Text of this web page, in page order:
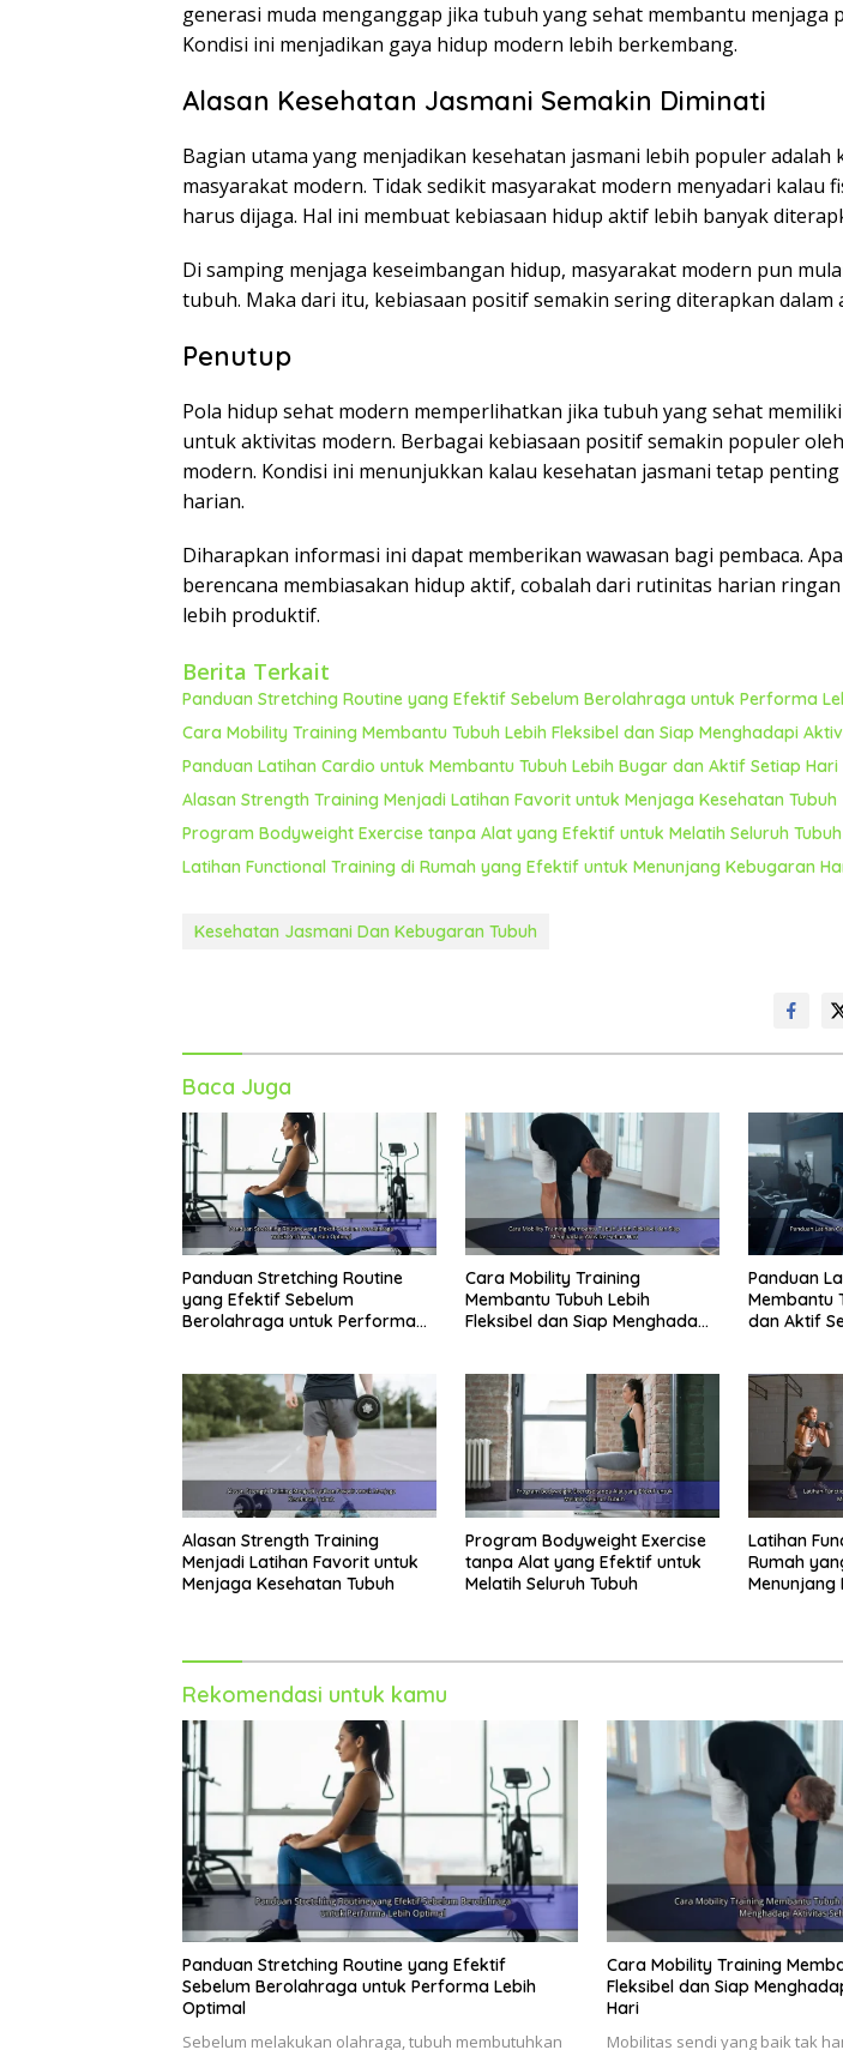
generasi muda menganggap jika tubuh yang sehat membantu menjaga
Kondisi ini menjadikan gaya hidup modern lebih berkembang.
Alasan Kesehatan Jasmani Semakin Diminati
Bagian utama yang menjadikan kesehatan jasmani lebih populer adalah
masyarakat modern. Tidak sedikit masyarakat modern menyadari kalau
harus dijaga. Hal ini membuat kebiasaan hidup aktif lebih banyak
Di samping menjaga keseimbangan hidup, masyarakat modern pun
tubuh. Maka dari itu, kebiasaan positif semakin sering diterapkan dalam
Penutup
Pola hidup sehat modern memperlihatkan jika tubuh yang sehat
untuk aktivitas modern. Berbagai kebiasaan positif semakin populer
modern. Kondisi ini menunjukkan kalau kesehatan jasmani tetap
harian.
Diharapkan informasi ini dapat memberikan wawasan bagi pembaca.
berencana membiasakan hidup aktif, cobalah dari rutinitas harian
lebih produktif.
Berita Terkait
Panduan Stretching Routine yang Efektif Sebelum Berolahraga untuk Performa
Cara Mobility Training Membantu Tubuh Lebih Fleksibel dan Siap Menghadapi
Panduan Latihan Cardio untuk Membantu Tubuh Lebih Bugar dan Aktif Setiap Hari
Alasan Strength Training Menjadi Latihan Favorit untuk Menjaga Kesehatan Tubuh
Program Bodyweight Exercise tanpa Alat yang Efektif untuk Melatih Seluruh Tubuh
Latihan Functional Training di Rumah yang Efektif untuk Menunjang Kebugaran
Kesehatan Jasmani Dan Kebugaran Tubuh
Baca Juga
Panduan Stretching Routine
yang Efektif Sebelum
Berolahraga untuk Performa
Cara Mobility Training
Membantu Tubuh Lebih
Fleksibel dan Siap Menghadapi
Panduan
Membantu
dan Aktif
Alasan Strength Training
Menjadi Latihan Favorit untuk
Menjaga Kesehatan Tubuh
Program Bodyweight Exercise
tanpa Alat yang Efektif untuk
Melatih Seluruh Tubuh
Latihan
Rumah
Menunjang
Rekomendasi untuk kamu
Panduan Stretching Routine yang Efektif
Sebelum Berolahraga untuk Performa Lebih
Optimal
Sebelum melakukan olahraga, tubuh membutuhkan
Cara Mobility Training
Fleksibel dan Siap
Hari
Mobilitas sendi yang baik tak